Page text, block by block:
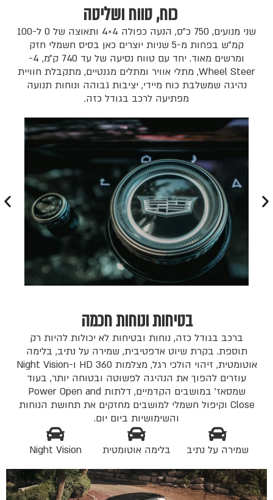
כוח, טווח ושליטה
שני מנועים, 750 כ״ס, הנעה כפולה 4×4 ותאוצה של 0 ל-100
קמ״ש בפחות מ-5 שניות יוצרים כאן בסיס חשמלי חזק
ומרשים מאוד. יחד עם טווח נסיעה של עד 740 ק״מ, 4-
Wheel Steer, מתלי אוויר ומתלים מגנטיים, מתקבלת חוויית
נהיגה שמשלבת כוח מיידי, יציבות גבוהה ונוחות תנועה
מפתיעה לרכב בגודל כזה.
בטיחות ונוחות חכמה
ברכב בגודל כזה, נוחות ובטיחות לא יכולות להיות רק
תוספת. בקרת שיוט אדפטיבית, שמירה על נתיב, בלימה
אוטומטית, זיהוי הולכי רגל, מצלמות 360 HD ו-Night Vision
עוזרים להפוך את הנהיגה לפשוטה ובטוחה יותר, בעוד
שמסאז' במושבים הקדמיים, דלתות Power Open and
Close וקיפול חשמלי למושבים מחזקים את תחושת הנוחות
והשימושיות ביום יום.
שמירה על נתיב בלימה אוטומטית Night Vision